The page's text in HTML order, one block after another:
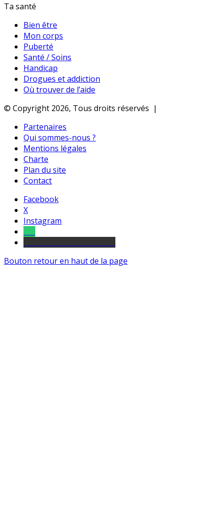
Ta santé
Bien être
Mon corps
Puberté
Santé / Soins
Handicap
Drogues et addiction
Où trouver de l’aide
© Copyright 2026, Tous droits réservés |
Partenaires
Qui sommes-nous ?
Mentions légales
Charte
Plan du site
Contact
Facebook
X
Instagram
Bouton retour en haut de la page